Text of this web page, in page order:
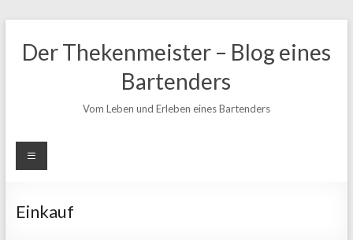
Inhalt
springen
Der Thekenmeister – Blog eines
Bartenders
Vom Leben und Erleben eines Bartenders
Einkauf